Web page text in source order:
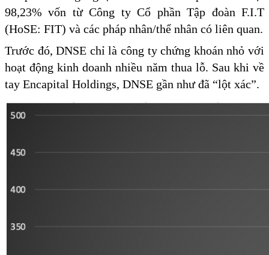
98,23% vốn từ Công ty Cổ phần Tập đoàn F.I.T
(HoSE: FIT) và các pháp nhân/thể nhân có liên quan.
Trước đó, DNSE chỉ là công ty chứng khoán nhỏ với
hoạt động kinh doanh nhiều năm thua lỗ. Sau khi về
tay Encapital Holdings, DNSE gần như đã “lột xác”.